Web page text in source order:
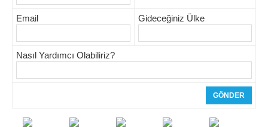
Email Gideceğiniz Ülke
Nasıl Yardımcı Olabiliriz?